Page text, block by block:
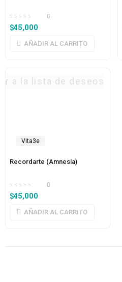
0
$45,000
AÑADIR AL CARRITO
Vita3e
a la lista de deseos
Recordarte (Amnesia)
0
$45,000
AÑADIR AL CARRITO